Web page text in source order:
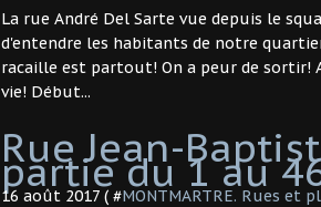
La rue André Del Sarte vue depuis le
d'entendre les habitants de notre
racaille est partout! On a peur de
vie! Début...
Rue Jean-
partie du 1 au
16 août 2017 ( #MONTMARTRE. Rues et